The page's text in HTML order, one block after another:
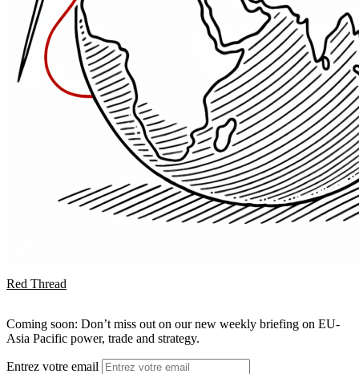
Red Thread
Coming soon: Don’t miss out on our new weekly briefing on EU-
Asia Pacific power, trade and strategy.
Entrez votre email